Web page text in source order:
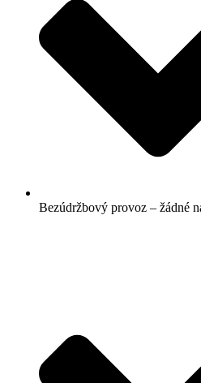
Bezúdržbový provoz – žádné